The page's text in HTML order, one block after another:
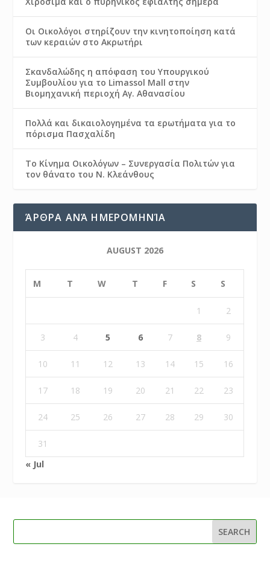
Οι Οικολόγοι στηρίζουν την κινητοποίηση κατά
των κεραιών στο Ακρωτήρι
Σκανδαλώδης η απόφαση του Υπουργικού
Συμβουλίου για το Limassol Mall στην
Βιομηχανική περιοχή Αγ. Αθανασίου
Πολλά και δικαιολογημένα τα ερωτήματα για το
πόρισμα Πασχαλίδη
Το Κίνημα Οικολόγων – Συνεργασία Πολιτών για
τον θάνατο του Ν. Κλεάνθους
ΆΡΘΡΑ ΑΝΆ ΗΜΕΡΟΜΗΝΊΑ
AUGUST 2026
M T W T F S S
1 2
3 4 5 6 7 8 9
10 11 12 13 14 15 16
17 18 19 20 21 22 23
24 25 26 27 28 29 30
31
« Jul